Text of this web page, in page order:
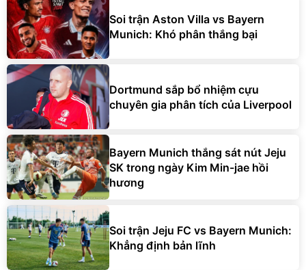
Soi trận Aston Villa vs Bayern
Munich: Khó phân thắng bại
Dortmund sắp bổ nhiệm cựu
chuyên gia phân tích của Liverpool
Bayern Munich thắng sát nút Jeju
SK trong ngày Kim Min-jae hồi
hương
Soi trận Jeju FC vs Bayern Munich:
Khẳng định bản lĩnh